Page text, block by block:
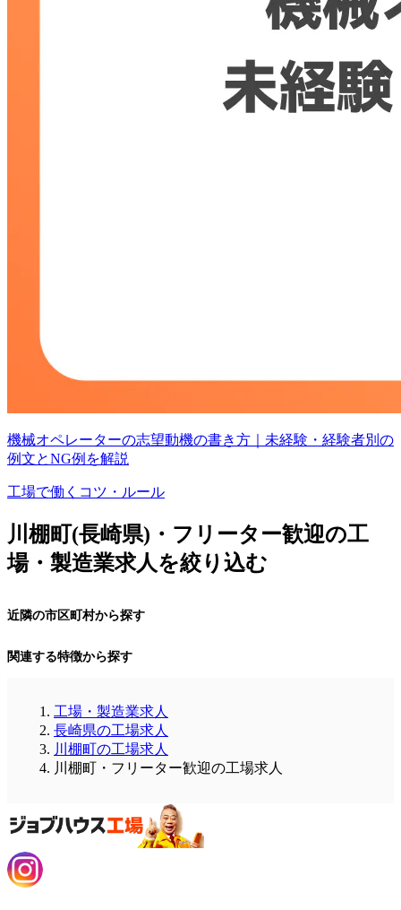
機械オペレーターの志望動機の書き方｜未経験・経験者別の
例文とNG例を解説
工場で働くコツ・ルール
川棚町(長崎県)・フリーター歓迎の工
場・製造業求人を絞り込む
近隣の市区町村から探す
関連する特徴から探す
工場・製造業求人
長崎県の工場求人
川棚町の工場求人
川棚町・フリーター歓迎の工場求人